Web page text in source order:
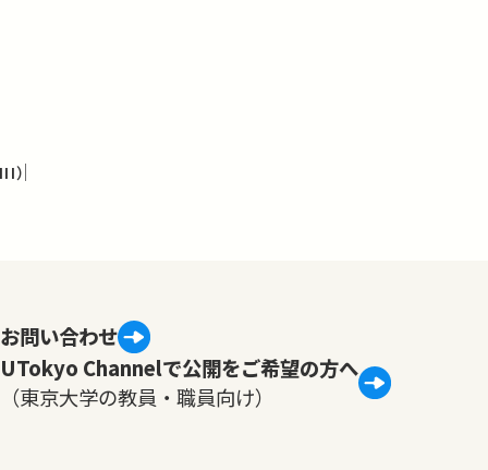
）
お問い合わせ
UTokyo Channelで公開をご希望の方へ
（東京大学の教員・職員向け）